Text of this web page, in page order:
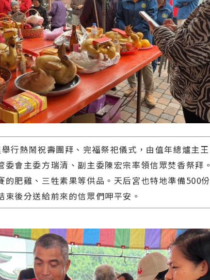
行熱鬧祝壽團拜、完福祭祀儀式，由值年總爐主王
委會主委方瑞清、副主委陳宏宗率領信眾焚香祭拜。
的肥雞、三牲素果等供品。天后宮也特地準備500份
束後分送給前來的信眾們呷平安。